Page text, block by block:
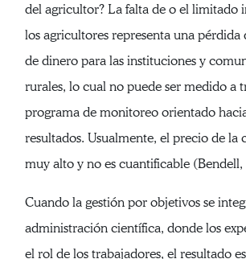
del agricultor? La falta de o el limitado
los agricultores representa una pérdida
de dinero para las instituciones y
rurales, lo cual no puede ser medido a
programa de monitoreo orientado
resultados. Usualmente, el precio de la
muy alto y no es cuantificable
Cuando la gestión por objetivos se
administración científica, donde los
el rol de los trabajadores, el resultado